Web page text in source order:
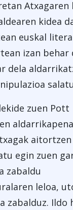
Atxagaren
kidea
euskal
izan
dela
zuen Pott
egin zuen
zabaldu
leloa,
zabalduz.